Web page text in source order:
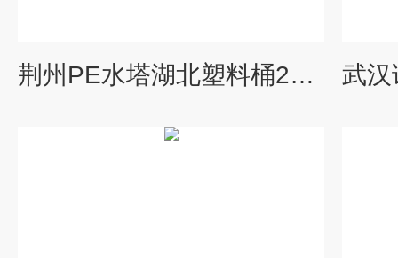
荆州PE水塔湖北塑料桶20吨双氧水储罐PE聚乙烯工业水箱